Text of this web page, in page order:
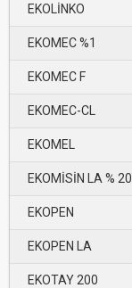
EKOLİNKO
EKOMEC %1
EKOMEC F
EKOMEC-CL
EKOMEL
EKOMİSİN LA % 20
EKOPEN
EKOPEN LA
EKOTAY 200